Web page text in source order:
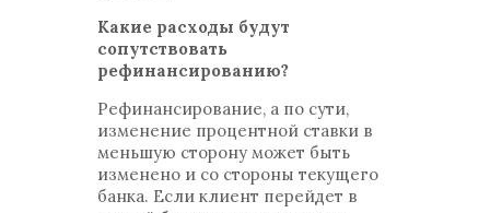
Какие расходы будут
сопутствовать
рефинансированию?
Рефинансирование, а по сути,
изменение процентной ставки в
меньшую сторону может быть
изменено и со стороны текущего
банка. Если клиент перейдет в